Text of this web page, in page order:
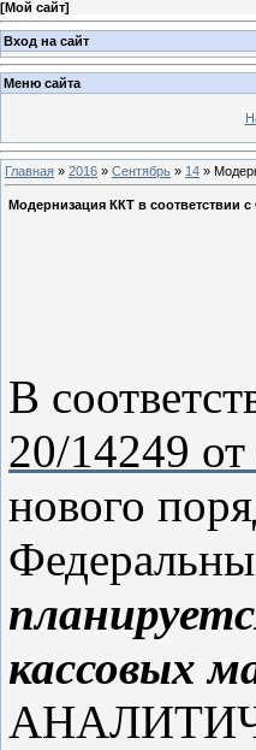
[Мой сайт]
Вход на сайт
Меню сайта
Главная » 2016 » Сентябрь » 14 »
Модернизация ККТ в соответствии
В
20/14249
нового
кассовых